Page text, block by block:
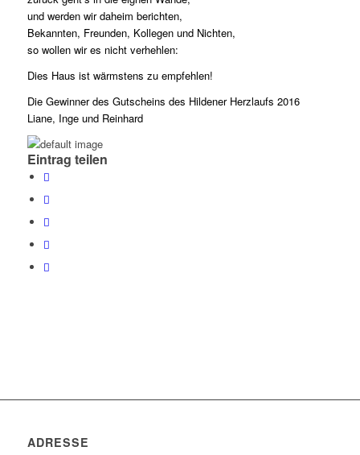
und werden wir daheim berichten,
Bekannten, Freunden, Kollegen und Nichten,
so wollen wir es nicht verhehlen:
Dies Haus ist wärmstens zu empfehlen!
Die Gewinner des Gutscheins des Hildener Herzlaufs 2016
Liane, Inge und Reinhard
Eintrag teilen
ADRESSE